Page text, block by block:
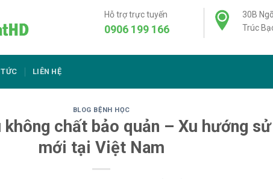
Hỗ trợ trực tuyến
0906 199 166
30B
Trúc
LIÊN HỆ
BLOG BỆNH HỌC
không chất bảo quản – Xu hướng
mới tại Việt Nam